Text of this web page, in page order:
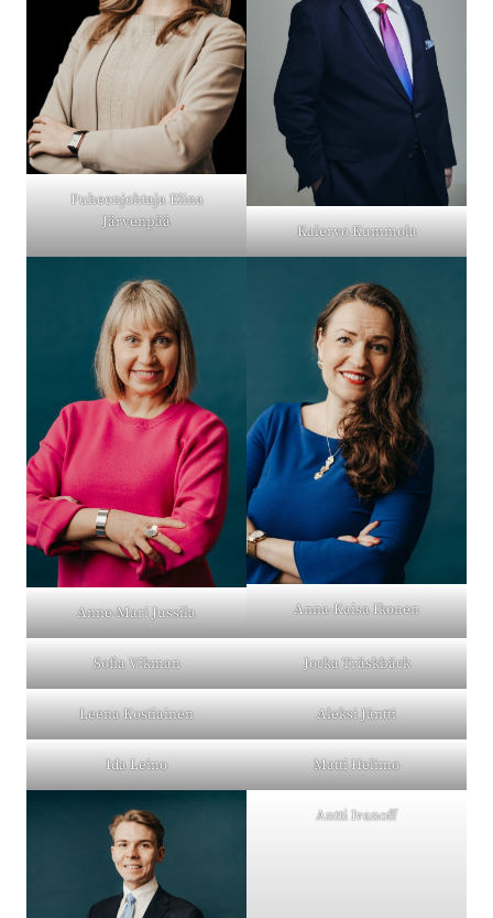
Puheenjohtaja Elina
Järvenpää
Kalervo Kummola
Anne-Mari Jussila Anna-Kaisa Ikonen
Sofia Vikman Jocka Träskbäck
Leena Kostiainen Aleksi Jäntti
Ida Leino Matti Helimo
Antti Ivanoff